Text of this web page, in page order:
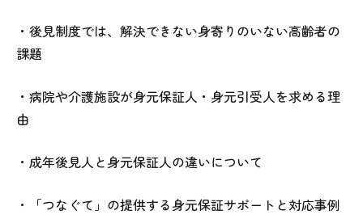
・後見制度では、解決できない身寄りのいない高齢者の
課題
・病院や介護施設が身元保証人・身元引受人を求める理
由
・成年後見人と身元保証人の違いについて
・「つなぐて」の提供する身元保証サポートと対応事例